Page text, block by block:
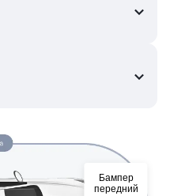
Бампер
передний